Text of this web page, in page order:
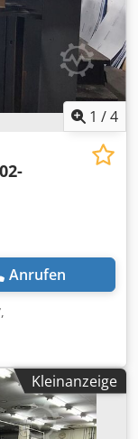
1 /4
Anrufen
,
70 x 100 cm
540029 - CP
- Alcolor
-
Kleinanzeige